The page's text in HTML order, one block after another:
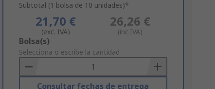
Subtotal (1 bolsa de 10 unidades)*
21,70 €
(exc. IVA)
26,26 €
(inc.IVA)
Add
to
Basket
Bolsa(s)
Selecciona o escribe la cantidad
Consultar fechas de entrega